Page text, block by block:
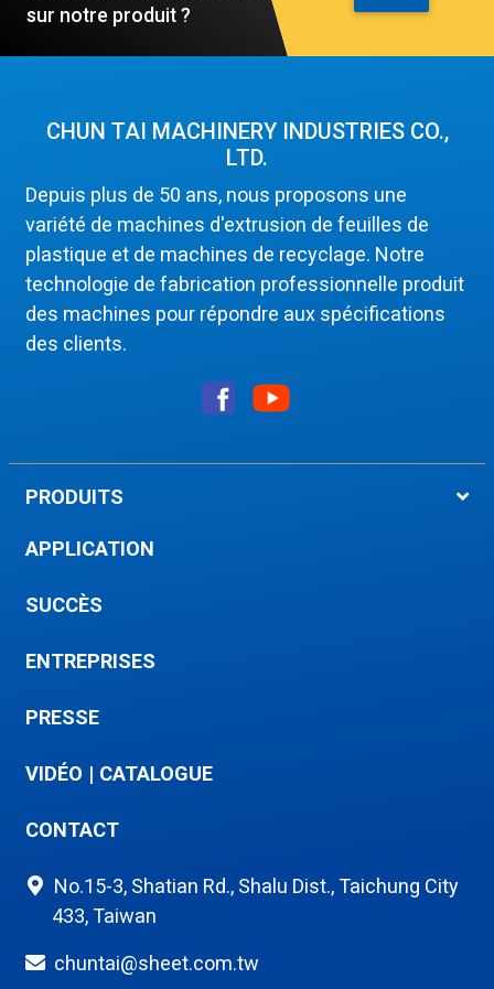
sur notre produit ?
CHUN TAI MACHINERY INDUSTRIES CO.,
LTD.
Depuis plus de 50 ans, nous proposons une
variété de machines d'extrusion de feuilles de
plastique et de machines de recyclage. Notre
technologie de fabrication professionnelle produit
des machines pour répondre aux spécifications
des clients.
PRODUITS
APPLICATION
SUCCÈS
ENTREPRISES
PRESSE
VIDÉO | CATALOGUE
CONTACT
No.15-3, Shatian Rd., Shalu Dist., Taichung City
433, Taiwan
chuntai@sheet.com.tw